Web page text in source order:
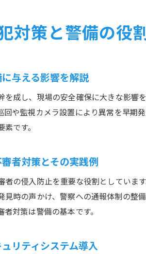
対策と警備の役
与える影響を解説
を成し、現場の安全確保に大きな影
回や監視カメラ設置により異常を早期
です。
者対策とその実践例
者の侵入防止を重要な役割としていま
見時の声かけ、警察への通報体制の
対策は警備の基本です。
リティシステム導入